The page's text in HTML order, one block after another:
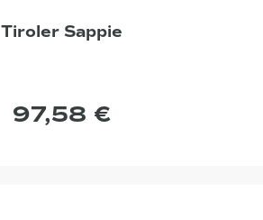
Tiroler Sappie
97,58 €